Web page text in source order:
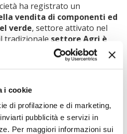
i cookie
di profilazione e di marketing,
pubblicità e servizi in
Per maggiori informazioni sui
ha registrato un
vendita di componenti ed
verde, settore attivato nel
tradizionale settore Agri è
delle già citate difficoltà di